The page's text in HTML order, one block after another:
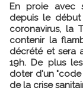
En proie avec
depuis le
coronavirus, la
contenir la
décrété et sera
19h. De plus
doter d'un "code
de la crise